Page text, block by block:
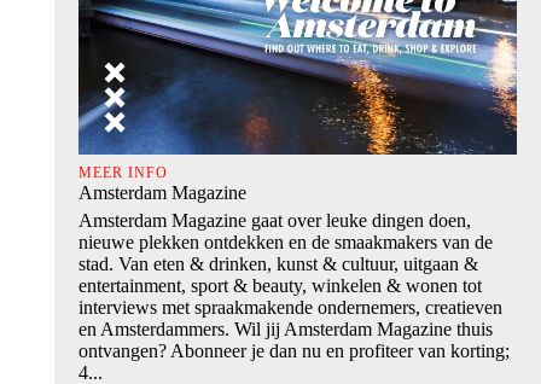
MEER INFO
Amsterdam Magazine
Amsterdam Magazine gaat over leuke dingen doen,
nieuwe plekken ontdekken en de smaakmakers van de
stad. Van eten & drinken, kunst & cultuur, uitgaan &
entertainment, sport & beauty, winkelen & wonen tot
interviews met spraakmakende ondernemers, creatieven
en Amsterdammers. Wil jij Amsterdam Magazine thuis
ontvangen? Abonneer je dan nu en profiteer van korting;
4...